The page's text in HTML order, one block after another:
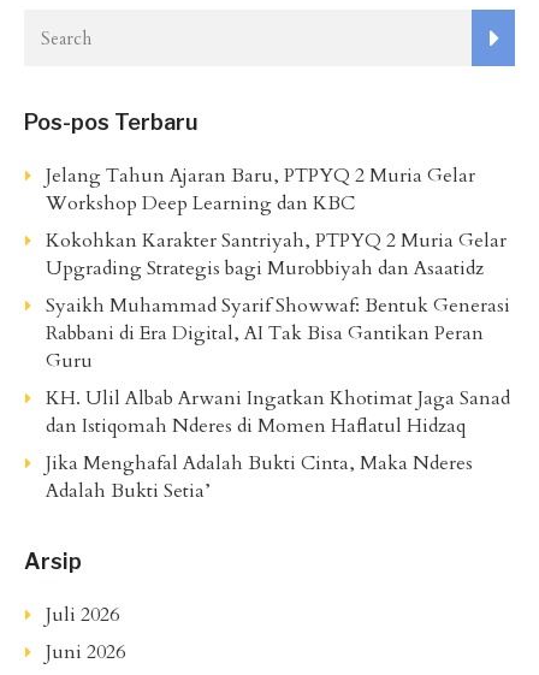
Pos-pos Terbaru
Jelang Tahun Ajaran Baru, PTPYQ 2 Muria Gelar
Workshop Deep Learning dan KBC
Kokohkan Karakter Santriyah, PTPYQ 2 Muria Gelar
Upgrading Strategis bagi Murobbiyah dan Asaatidz
Syaikh Muhammad Syarif Showwaf: Bentuk Generasi
Rabbani di Era Digital, AI Tak Bisa Gantikan Peran
Guru
KH. Ulil Albab Arwani Ingatkan Khotimat Jaga Sanad
dan Istiqomah Nderes di Momen Haflatul Hidzaq
Jika Menghafal Adalah Bukti Cinta, Maka Nderes
Adalah Bukti Setia’
Arsip
Juli 2026
Juni 2026